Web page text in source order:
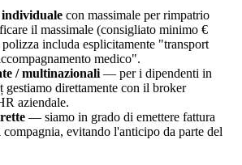
individuale con massimale per rimpatrio
il massimale (consigliato minimo €
includa esplicitamente "transport
medico".
/ multinazionali — per i dipendenti in
gestiamo direttamente con il broker
aziendale.
— siamo in grado di emettere fattura
compagnia, evitando l'anticipo da parte del